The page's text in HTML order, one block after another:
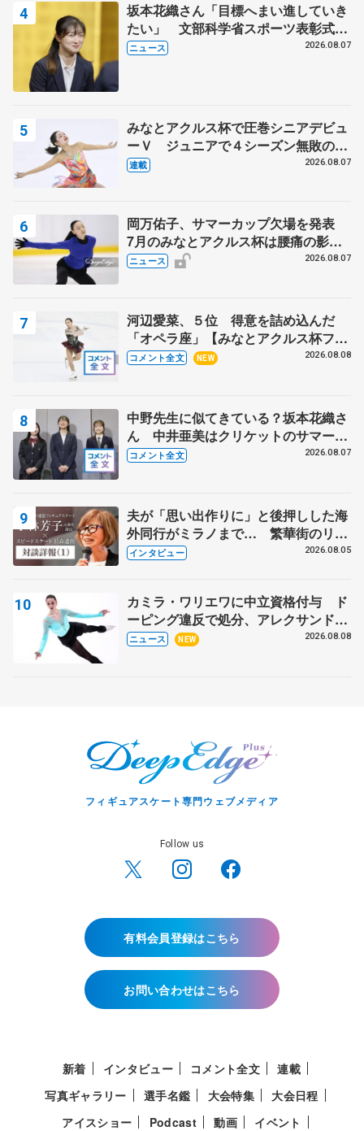
坂本花織さん「目標へまい進していき
たい」 文部科学省スポーツ表彰式で
代表謝辞
ニュース 2026.08.07
みなとアクルス杯で圧巻シニアデビュ
ーＶ ジュニアで４シーズン無敗の島
田麻央
連載 2026.08.07
岡万佑子、サマーカップ欠場を発表
7月のみなとアクルス杯は腰痛の影響
で
ニュース 2026.08.07
河辺愛菜、５位 得意を詰め込んだ
「オペラ座」【みなとアクルス杯フリ
ー】
コメント全文 NEW 2026.08.08
中野先生に似てきている？坂本花織さ
ん 中井亜美はクリケットのサマーキ
ャンプに 島田麻央はたくさん試合に
コメント全文 2026.08.07
夫が「思い出作りに」と後押しした海
外同行がミラノまで… 繁華街のリン
クでは不良のお兄さんも味方に 小林
インタビュー 2026.08.05
カミラ・ワリエワに中立資格付与 ド
ーピング違反で処分、アレクサンド
ラ・イグナトワも
ニュース NEW 2026.08.08
フィギュアスケート専門ウェブメディア
Follow us
有料会員登録はこちら
お問い合わせはこちら
新着 インタビュー コメント全文
連載
写真ギャラリー
選手名鑑 大会特集
大会日程
アイスショー
Podcast 動画 イベント